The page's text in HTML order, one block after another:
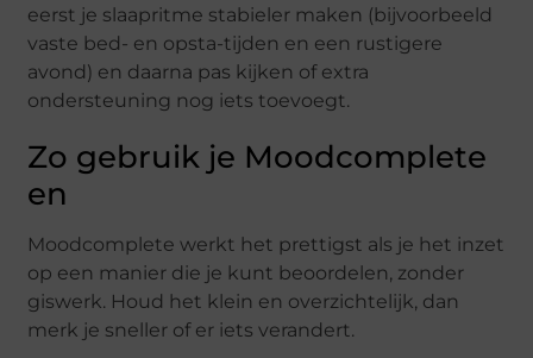
eerst je slaapritme stabieler maken (bijvoorbeeld
vaste bed- en opsta-tijden en een rustigere
avond) en daarna pas kijken of extra
ondersteuning nog iets toevoegt.
Zo gebruik je Moodcomplete
en
Moodcomplete werkt het prettigst als je het inzet
op een manier die je kunt beoordelen, zonder
giswerk. Houd het klein en overzichtelijk, dan
merk je sneller of er iets verandert.